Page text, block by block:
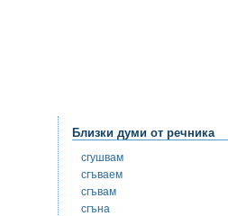
Близки думи от речника
сгушвам
сгъваем
сгъвам
сгъна